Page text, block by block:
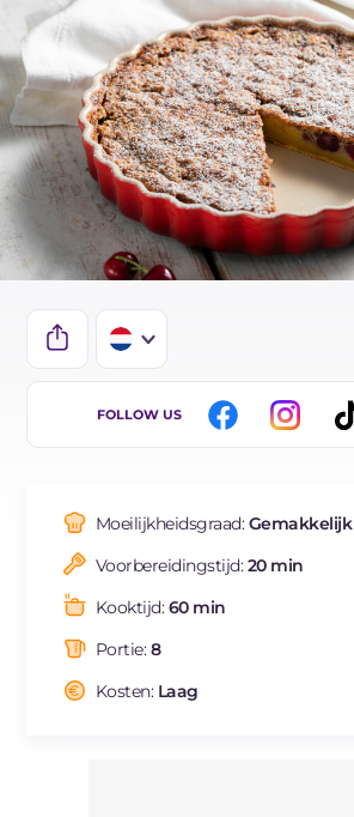
IT
ES
FR
BR
FOLLOW US
Moeilijkheidsgraad:Gemakkelijk
Voorbereidingstijd:20 min
Kooktijd:60 min
Portie:8
Kosten: Laag